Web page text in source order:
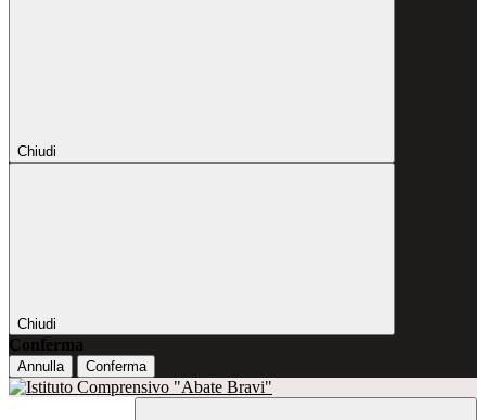
Chiudi
Chiudi
Conferma
Annulla Conferma